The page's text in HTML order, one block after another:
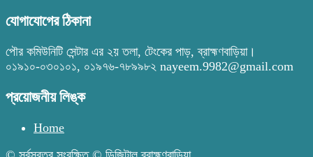
যোগাযোগের ঠিকানা
পৌর কমিউনিটি সেন্টার এর ২য় তলা, টেংকের পাড়, ব্রাহ্মণবাড়িয়া।
০১৯১০-০৩০১০১, ০১৯৭৬-৭৮৯৯৮২ nayeem.9982@gmail.com
প্রয়োজনীয় লিঙ্ক
Home